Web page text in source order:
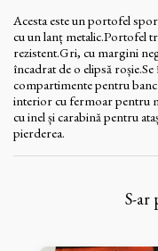
Acesta este un portofel
cu un lanț metalic.Portofel
rezistent.Gri, cu margini
încadrat de o elipsă
compartimente pentru
interior cu fermoar pentru
cu inel și carabină pentru
pierderea.
S-ar